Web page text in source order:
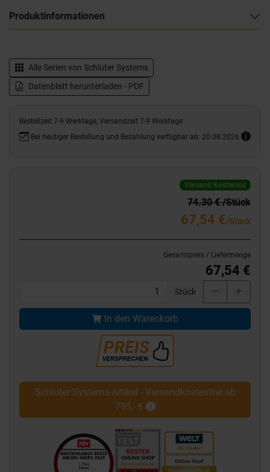
Produktinformationen
Alle Serien von Schlüter Systems
Datenblatt herunterladen - PDF
Bestellzeit 7-9 Werktage, Versandzeit 7-9 Werktage
Bei heutiger Bestellung und Bezahlung verfügbar ab: 20.08.2026
Versand Kostenlos
74.30 € /Stück
67,54 €/Stück
Gesamtpreis / Liefermenge
67,54 €
Stück
In den Warenkorb
Schlüter Systems-Artikel - Versandkostenfrei ab
795,- €